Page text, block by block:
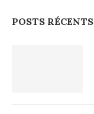
POSTS RÉCENTS